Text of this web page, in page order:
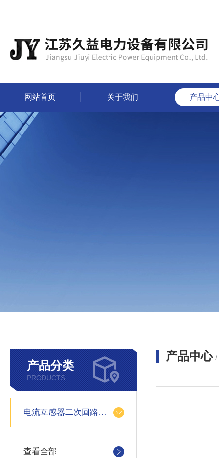
网站首页 关于我们 产品中
产品分类
PRODUCTS
电流互感器二次回路测试仪
查看全部
产品中心 /